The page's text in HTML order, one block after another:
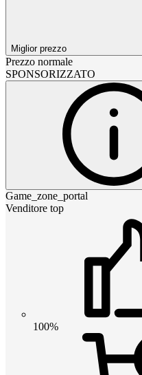
Miglior prezzo
Prezzo normale
SPONSORIZZATO
Game_zone_portal
Venditore top
100%